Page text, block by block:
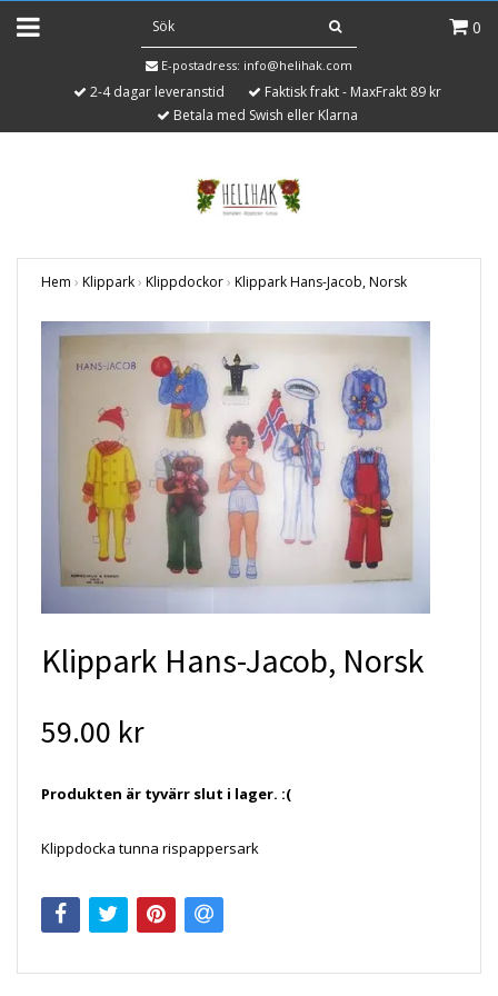
0
E-postadress: info@helihak.com
2-4 dagar leveranstid
Faktisk frakt - MaxFrakt 89 kr
Betala med Swish eller Klarna
Hem › Klippark› Klippdockor› Klippark Hans-Jacob, Norsk
Klippark Hans-Jacob, Norsk
59.00 kr
Produkten är tyvärr slut i lager. :(
Klippdocka tunna rispappersark